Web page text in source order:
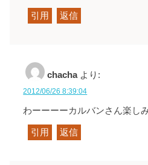
引用 返信
chacha より:
2012/06/26 8:39:04
わーーーーカルバンさん楽し
引用 返信